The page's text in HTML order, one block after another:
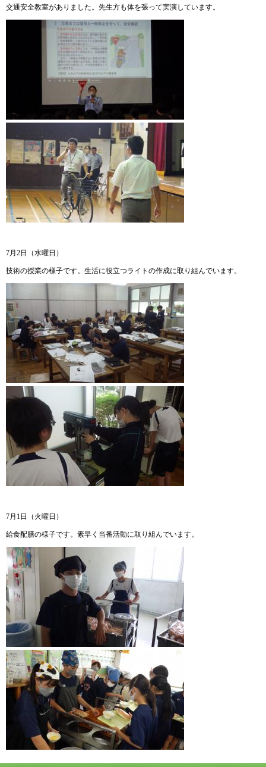
交通安全教室がありました。先生方も体を張って実演しています。
7月2日（水曜日）
技術の授業の様子です。生活に役立つライトの作成に取り組んでいます。
7月1日（火曜日）
給食配膳の様子です。素早く当番活動に取り組んでいます。